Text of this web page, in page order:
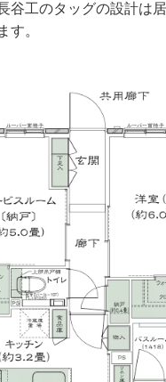
谷工のタッグの設計は
す。